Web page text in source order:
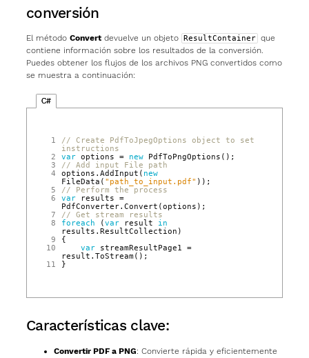
conversión
El método Convertdevuelve un objeto ResultContainer que
contiene información sobre los resultados de la conversión.
Puedes obtener los flujos de los archivos PNG convertidos como
se muestra a continuación:
C#
1
// Create PdfToJpegOptions object to set
instructions
2
var options = new PdfToPngOptions ();
3
// Add input File path
4
options .AddInput ( new
FileData ( "path_to_input.pdf" ));
5
// Perform the process
6
var results
=
PdfConverter.Convert (options );
7
// Get stream results
8
foreach (var result
in
results .ResultCollection )
9
{
10
var streamResultPage1
=
result .ToStream ();
11
}
Características clave:
Convertir PDF a PNG: Convierte rápida y eficientemente